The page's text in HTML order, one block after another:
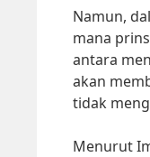
Namun,
mana
antara
akan
tidak
Menurut